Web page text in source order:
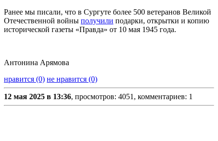
Ранее мы писали, что в Сургуте более 500 ветеранов Великой
Отечественной войны получили подарки, открытки и копию
исторической газеты «Правда» от 10 мая 1945 года.
Антонина Арямова
нравится (0) не нравится (0)
12 мая 2025 в 13:36, просмотров: 4051, комментариев: 1